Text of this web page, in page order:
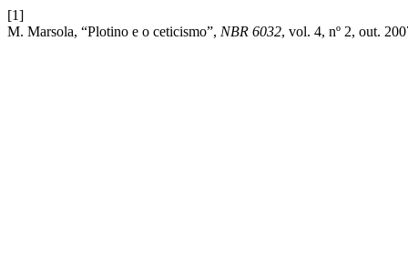
[1]
M. Marsola, “Plotino e o ceticismo”, NBR 6032, vol. 4, nº 2, out.